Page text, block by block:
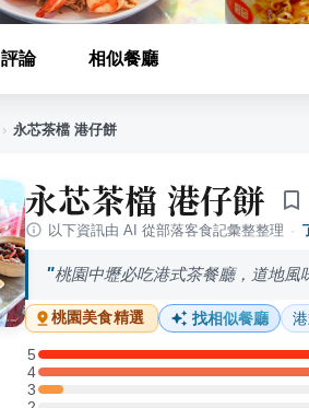
評論 相似餐廳
› 永芯茶檔 港仔餅
永芯茶檔 港仔餅
以下資訊由 AI 從部落客食記彙整整理 ·
桃園中壢必吃港式茶餐廳，道地風
桃園美食精選 找相似餐廳
5
5 星：13 則評論
4
4 星：14 則評論
3
3 星：1 則評論